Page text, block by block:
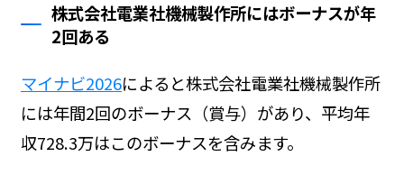
株式会社電業社機械製作所にはボーナスが年
2回ある
マイナビ2026によると株式会社電業社機械製作所
には年間2回のボーナス（賞与）があり、平均年
収728.3万はこのボーナスを含みます。